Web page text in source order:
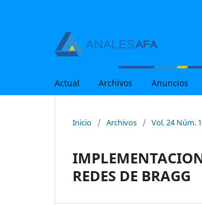
Actual Archivos Anuncios
Inicio / Archivos / Vol. 24 Núm.
REDES DE BRAGG